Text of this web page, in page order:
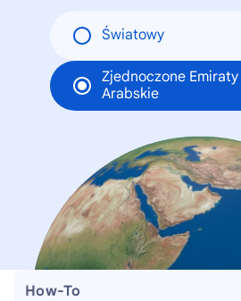
Światowy
Zjednoczone Emiraty
Arabskie
How-To